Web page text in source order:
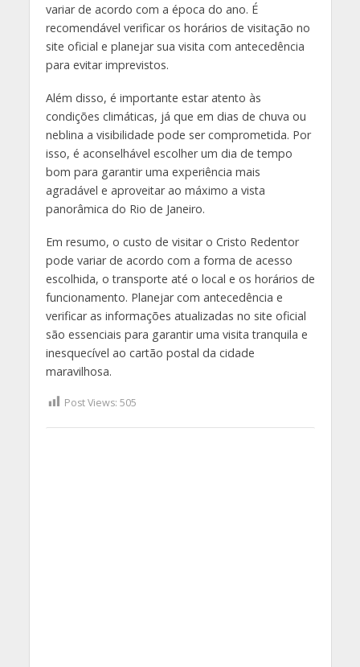
variar de acordo com a época do ano. É
recomendável verificar os horários de visitação no
site oficial e planejar sua visita com antecedência
para evitar imprevistos.
Além disso, é importante estar atento às
condições climáticas, já que em dias de chuva ou
neblina a visibilidade pode ser comprometida. Por
isso, é aconselhável escolher um dia de tempo
bom para garantir uma experiência mais
agradável e aproveitar ao máximo a vista
panorâmica do Rio de Janeiro.
Em resumo, o custo de visitar o Cristo Redentor
pode variar de acordo com a forma de acesso
escolhida, o transporte até o local e os horários de
funcionamento. Planejar com antecedência e
verificar as informações atualizadas no site oficial
são essenciais para garantir uma visita tranquila e
inesquecível ao cartão postal da cidade
maravilhosa.
Post Views: 505